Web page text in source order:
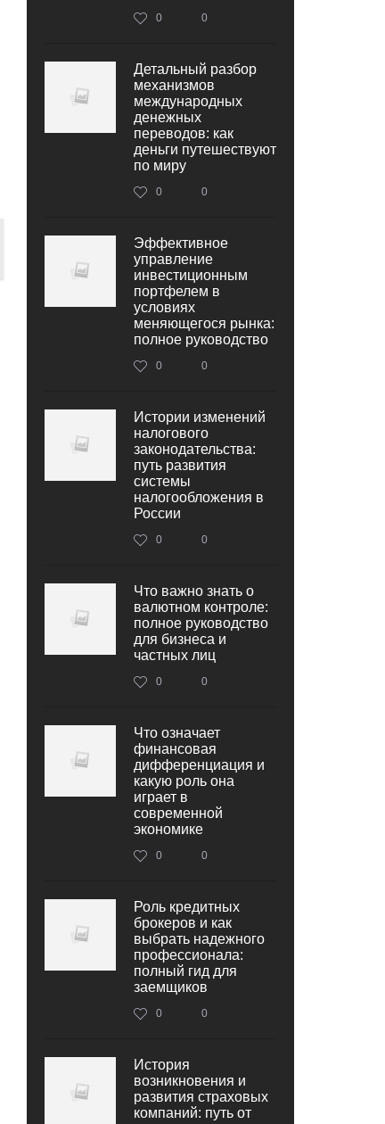
0 0
Детальный разбор
механизмов
международных
денежных
переводов: как
деньги путешествуют
по миру
0 0
Эффективное
управление
инвестиционным
портфелем в
условиях
меняющегося рынка:
полное руководство
0 0
Истории изменений
налогового
законодательства:
путь развития
системы
налогообложения в
России
0 0
Что важно знать о
валютном контроле:
полное руководство
для бизнеса и
частных лиц
0 0
Что означает
финансовая
дифференциация и
какую роль она
играет в
современной
экономике
0 0
Роль кредитных
брокеров и как
выбрать надежного
профессионала:
полный гид для
заемщиков
0 0
История
возникновения и
развития страховых
компаний: путь от